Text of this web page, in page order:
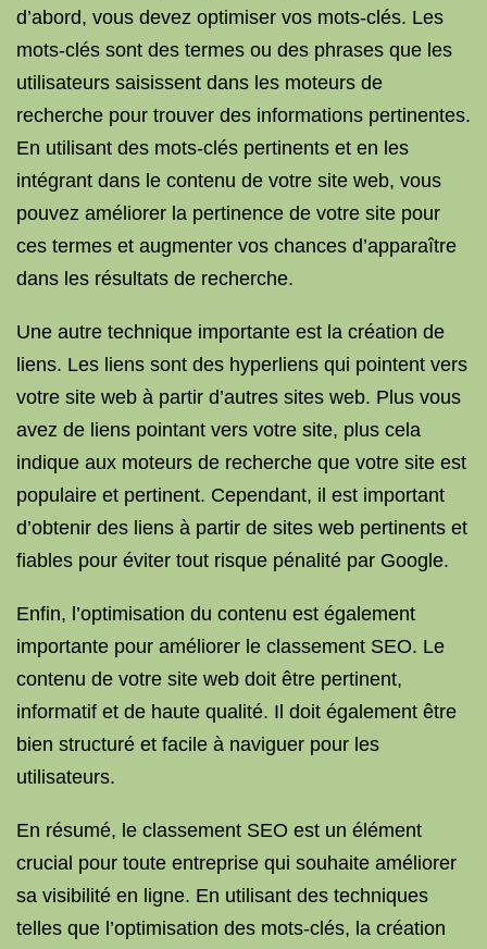
d’abord, vous devez optimiser vos mots-clés. Les
mots-clés sont des termes ou des phrases que les
utilisateurs saisissent dans les moteurs de
recherche pour trouver des informations pertinentes.
En utilisant des mots-clés pertinents et en les
intégrant dans le contenu de votre site web, vous
pouvez améliorer la pertinence de votre site pour
ces termes et augmenter vos chances d’apparaître
dans les résultats de recherche.
Une autre technique importante est la création de
liens. Les liens sont des hyperliens qui pointent vers
votre site web à partir d’autres sites web. Plus vous
avez de liens pointant vers votre site, plus cela
indique aux moteurs de recherche que votre site est
populaire et pertinent. Cependant, il est important
d’obtenir des liens à partir de sites web pertinents et
fiables pour éviter tout risque pénalité par Google.
Enfin, l’optimisation du contenu est également
importante pour améliorer le classement SEO. Le
contenu de votre site web doit être pertinent,
informatif et de haute qualité. Il doit également être
bien structuré et facile à naviguer pour les
utilisateurs.
En résumé, le classement SEO est un élément
crucial pour toute entreprise qui souhaite améliorer
sa visibilité en ligne. En utilisant des techniques
telles que l’optimisation des mots-clés, la création